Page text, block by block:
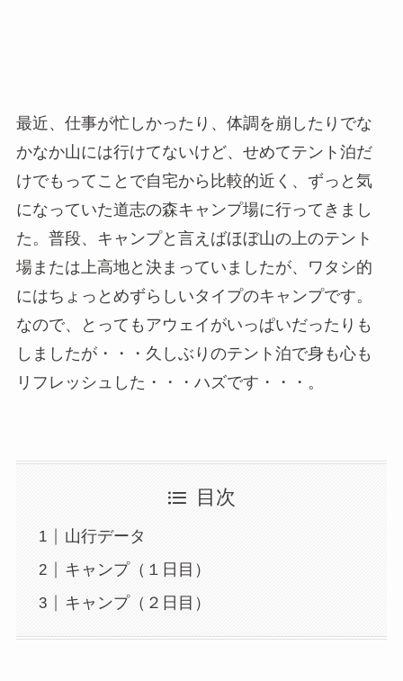
最近、仕事が忙しかったり、体調を崩したりでな
かなか山には行けてないけど、せめてテント泊だ
けでもってことで自宅から比較的近く、ずっと気
になっていた道志の森キャンプ場に行ってきまし
た。普段、キャンプと言えばほぼ山の上のテント
場または上高地と決まっていましたが、ワタシ的
にはちょっとめずらしいタイプのキャンプです。
なので、とってもアウェイがいっぱいだったりも
しましたが・・・久しぶりのテント泊で身も心も
リフレッシュした・・・ハズです・・・。
目次
山行データ
キャンプ（１日目）
キャンプ（２日目）